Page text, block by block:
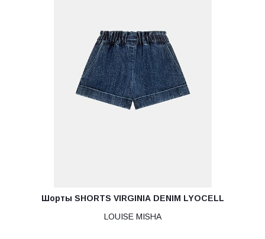
Шорты SHORTS VIRGINIA DENIM LYOCELL
LOUISE MISHA